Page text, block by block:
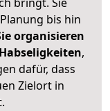
bis hin
organisieren
,
dafür, dass
Zielort in